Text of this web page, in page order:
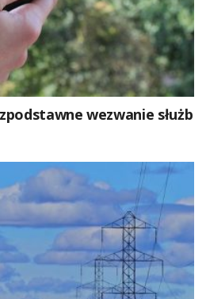
wezwanie służb